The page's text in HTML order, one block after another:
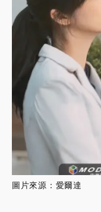
圖片來源：愛爾達